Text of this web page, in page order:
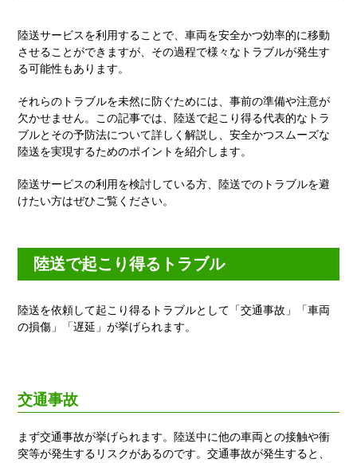
陸送サービスを利用することで、車両を安全かつ効率的に移動
させることができますが、その過程で様々なトラブルが発生す
る可能性もあります。
それらのトラブルを未然に防ぐためには、事前の準備や注意が
欠かせません。この記事では、陸送で起こり得る代表的なトラ
ブルとその予防法について詳しく解説し、安全かつスムーズな
陸送を実現するためのポイントを紹介します。
陸送サービスの利用を検討している方、陸送でのトラブルを避
けたい方はぜひご覧ください。
陸送で起こり得るトラブル
陸送を依頼して起こり得るトラブルとして「交通事故」「車両
の損傷」「遅延」が挙げられます。
交通事故
まず交通事故が挙げられます。陸送中に他の車両との接触や衝
突等が発生するリスクがあるのです。交通事故が発生すると、